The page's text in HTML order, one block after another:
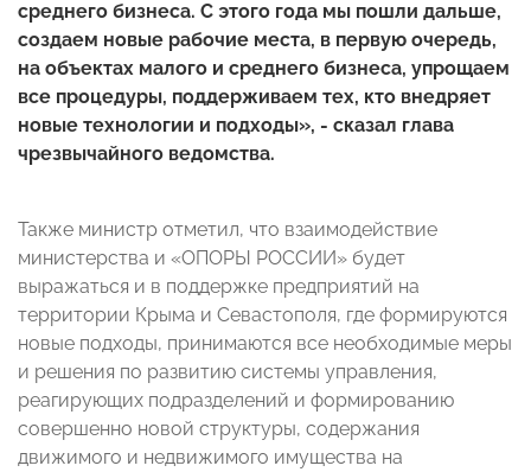
среднего бизнеса. С этого года мы пошли дальше,
создаем новые рабочие места, в первую очередь,
на объектах малого и среднего бизнеса, упрощаем
все процедуры, поддерживаем тех, кто внедряет
новые технологии и подходы», - сказал глава
чрезвычайного ведомства.
Также министр отметил, что взаимодействие
министерства и «ОПОРЫ РОССИИ» будет
выражаться и в поддержке предприятий на
территории Крыма и Севастополя, где формируются
новые подходы, принимаются все необходимые меры
и решения по развитию системы управления,
реагирующих подразделений и формированию
совершенно новой структуры, содержания
движимого и недвижимого имущества на